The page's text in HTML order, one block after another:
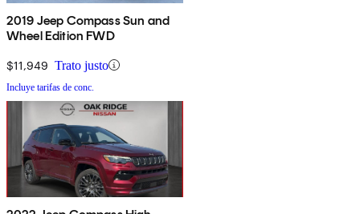
2019 Jeep Compass Sun and
Wheel Edition FWD
$11,949 Trato justo
Incluye tarifas de conc.